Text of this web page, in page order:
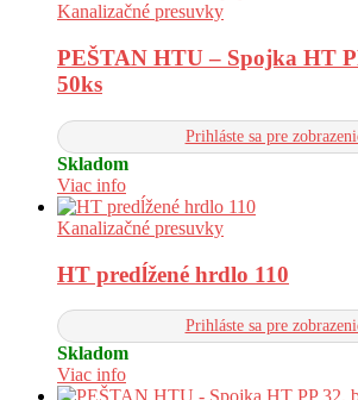
Kanalizačné presuvky
PEŠTAN HTU – Spojka HT
50ks
Prihláste sa pre
Skladom
Viac info
Kanalizačné presuvky
HT predĺžené hrdlo 110
Prihláste sa pre
Skladom
Viac info